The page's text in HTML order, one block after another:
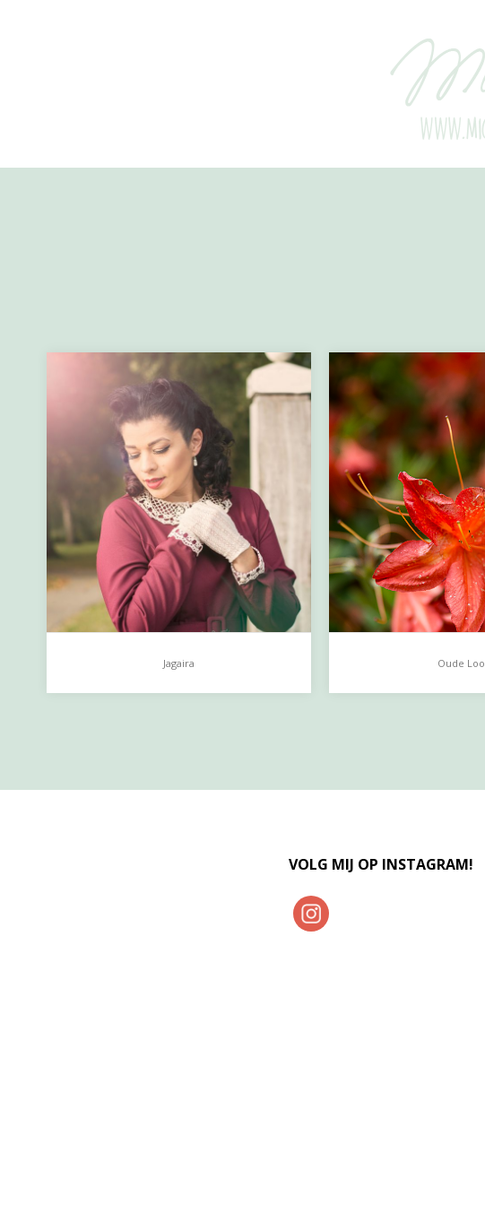
Jagaira Oude Loo
VOLG MIJ OP INSTAGRAM!